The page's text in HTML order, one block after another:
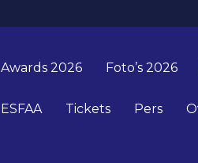
Awards 2026 Foto’s 2026
ESFAA Tickets Pers